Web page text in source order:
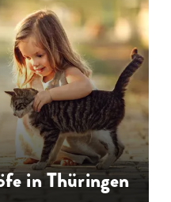
in Thüringen
Thüringen -
für
Bauernhof und
Land